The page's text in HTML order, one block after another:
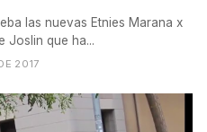
las nuevas Etnies Marana x
Joslin que ha...
2017